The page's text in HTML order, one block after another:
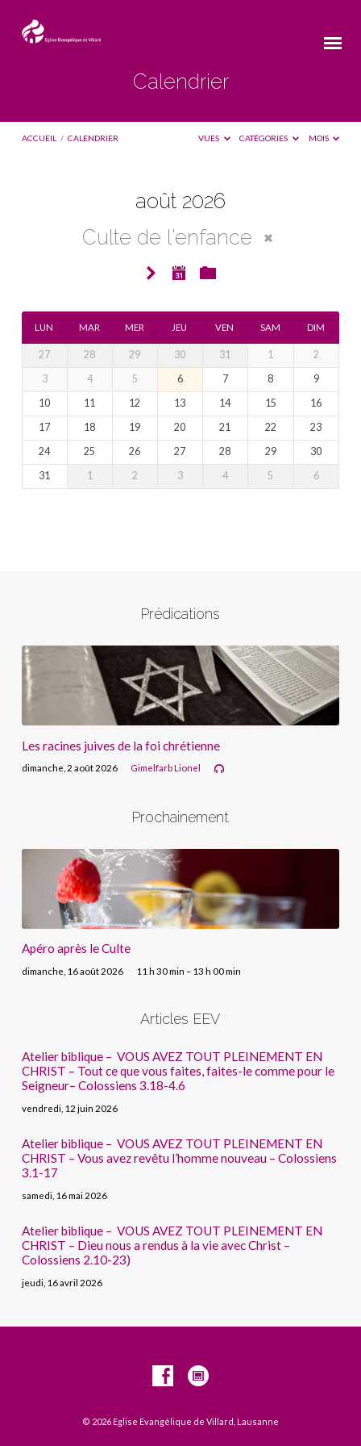
Calendrier
ACCUEIL / CALENDRIER VUES CATÉGORIES MOIS
août 2026
Culte de l'enfance
LUN MAR MER JEU VEN SAM DIM
27 28 29 30 31 1
2
3
4 5 6 7 8
9
10
11 12 13 14 15
16
17
18 19 20 21 22
23
24
25 26 27 28 29
30
31
1 2 3 4 5 6
Prédications
Les racines juives de la foi chrétienne
dimanche, 2 août 2026 Gimelfarb Lionel
Prochainement
Apéro après le Culte
dimanche, 16 août 2026 11 h 30 min – 13 h 00 min
Articles EEV
Atelier biblique – VOUS AVEZ TOUT PLEINEMENT EN
CHRIST – Tout ce que vous faites, faites-le comme pour le
Seigneur– Colossiens 3.18-4.6
vendredi, 12 juin 2026
Atelier biblique – VOUS AVEZ TOUT PLEINEMENT EN
CHRIST – Vous avez revêtu l’homme nouveau – Colossiens
3.1-17
samedi, 16 mai 2026
Atelier biblique – VOUS AVEZ TOUT PLEINEMENT EN
CHRIST – Dieu nous a rendus à la vie avec Christ –
Colossiens 2.10-23)
jeudi, 16 avril 2026
© 2026 Eglise Evangélique de Villard, Lausanne